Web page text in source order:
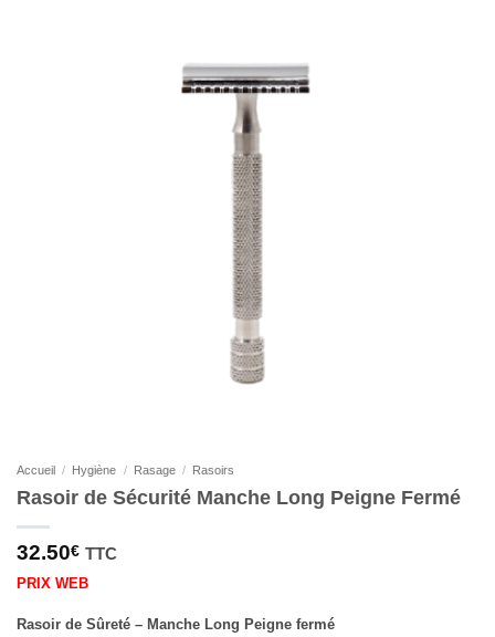
Accueil / Hygiène / Rasage / Rasoirs
Rasoir de Sécurité Manche Long Peigne Fermé
32.50€ TTC
PRIX WEB
Rasoir de Sûreté – Manche Long Peigne fermé